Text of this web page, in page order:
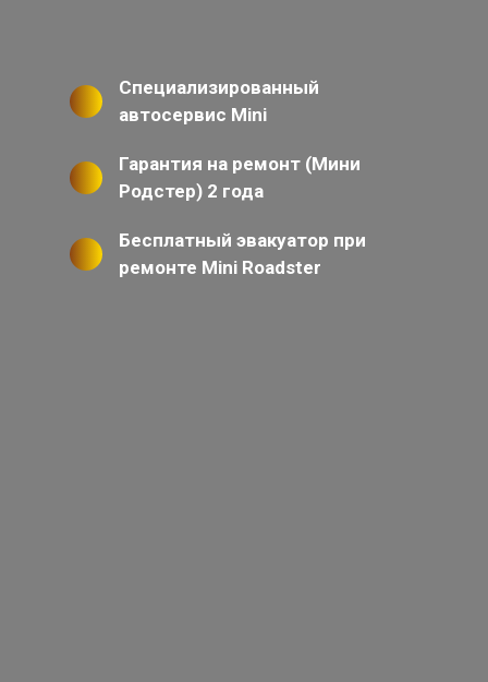
Специализированный
автосервис Mini
Гарантия на ремонт (Мини
Родстер) 2 года
Бесплатный эвакуатор при
ремонте Mini Roadster